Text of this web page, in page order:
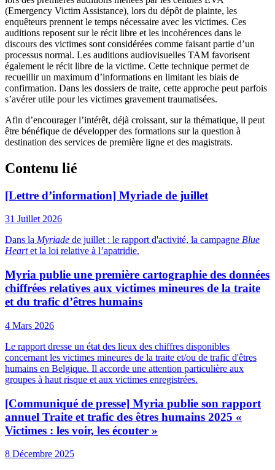
(Emergency Victim Assistance), lors du dépôt de plainte, les
enquêteurs prennent le temps nécessaire avec les victimes. Ces
auditions reposent sur le récit libre et les incohérences dans le
discours des victimes sont considérées comme faisant partie d’un
processus normal. Les auditions audiovisuelles TAM favorisent
également le récit libre de la victime. Cette technique permet de
recueillir un maximum d’informations en limitant les biais de
confirmation. Dans les dossiers de traite, cette approche peut parfois
s’avérer utile pour les victimes gravement traumatisées.
Afin d’encourager l’intérêt, déjà croissant, sur la thématique, il peut
être bénéfique de développer des formations sur la question à
destination des services de première ligne et des magistrats.
Contenu lié
[Lettre d’information] Myriade de juillet
31 Juillet 2026
Dans la Myriade de juillet : le rapport d'activité, la campagne Blue
Heartet la loi relative à l’apatridie.
Myria publie une première cartographie des données
chiffrées relatives aux victimes mineures de la traite
et du trafic d’êtres humains
4 Mars 2026
Le rapport dresse un état des lieux des chiffres disponibles
concernant les victimes mineures de la traite et/ou de trafic d'êtres
humains en Belgique. Il accorde une attention particulière aux
groupes à haut risque et aux victimes enregistrées.
[Communiqué de presse] Myria publie son rapport
annuel Traite et trafic des êtres humains 2025 «
Victimes : les voir, les écouter »
8 Décembre 2025